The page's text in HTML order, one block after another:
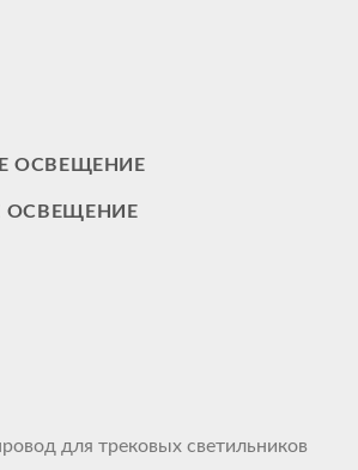
ОСВЕЩЕНИЕ
для трековых светильников